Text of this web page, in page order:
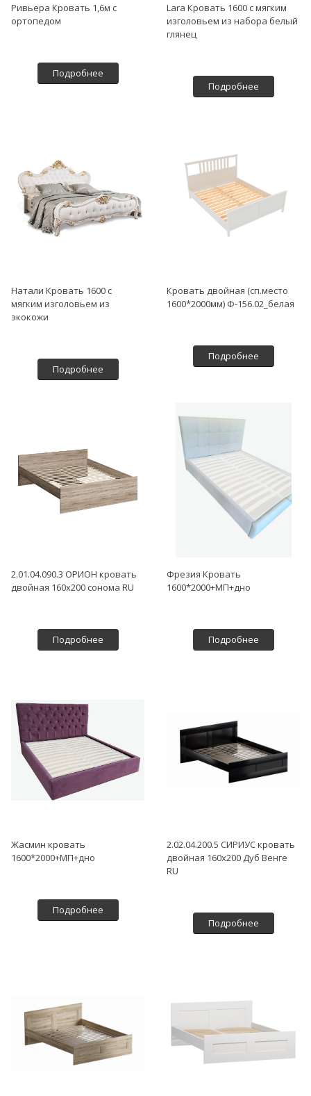
Ривьера Кровать 1,6м с
ортопедом
Подробнее
Lara Кровать 1600 с мягким
изголовьем из набора белый
глянец
Подробнее
Натали Кровать 1600 с
мягким изголовьем из
экокожи
Подробнее
Кровать двойная (сп.место
1600*2000мм) Ф-156.02_белая
Подробнее
2.01.04.090.3 ОРИОН кровать
двойная 160х200 сонома RU
Подробнее
Фрезия Кровать
1600*2000+МП+дно
Подробнее
Жасмин кровать
1600*2000+МП+дно
Подробнее
2.02.04.200.5 СИРИУС кровать
двойная 160х200 Дуб Венге
RU
Подробнее